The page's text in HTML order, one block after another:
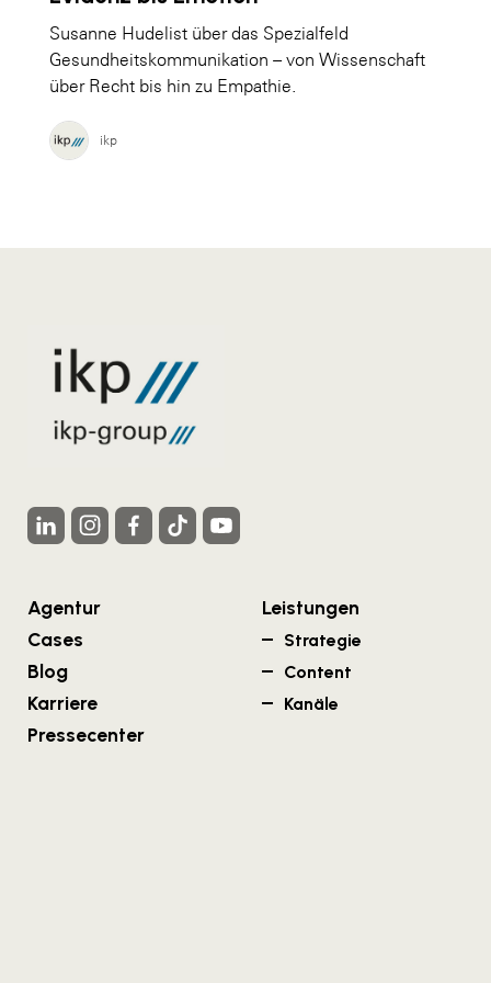
Susanne Hudelist über das Spezialfeld
Gesundheitskommunikation – von Wissenschaft
über Recht bis hin zu Empathie.
ikp
Agentur
Cases
Blog
Karriere
Pressecenter
Leistungen
Strategie
Content
Kanäle